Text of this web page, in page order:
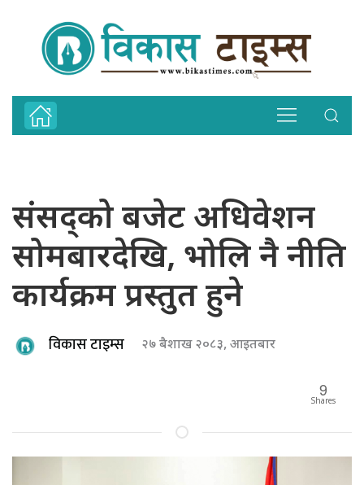
संसद्को बजेट अधिवेशन
सोमबारदेखि, भोलि नै नीति
कार्यक्रम प्रस्तुत हुने
विकास टाइम्स २७ बैशाख २०८३, आइतबार
9
Shares